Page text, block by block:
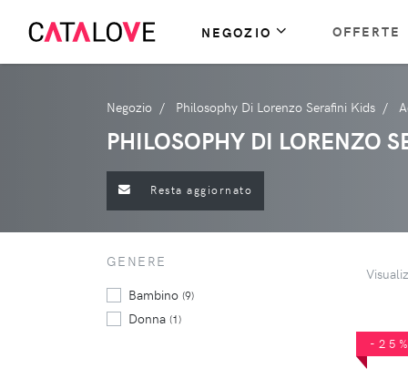
NEGOZIO OFFERTE
Negozio Philosophy Di Lorenzo Serafini Kids
PHILOSOPHY DI LORENZO
Resta aggiornato
-25%
GENERE
Bambino (9)
Donna (1)